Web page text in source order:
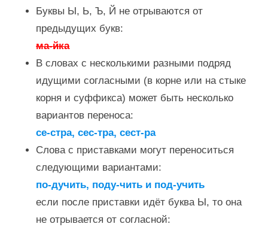
Буквы Ы, Ь, Ъ, Й не отрываются от
предыдущих букв:
ма-йка
В словах с несколькими разными подряд
идущими согласными (в корне или на стыке
корня и суффикса) может быть несколько
вариантов переноса:
се-стра, сес-тра, сест-ра
Слова с приставками могут переноситься
следующими вариантами:
по-дучить, поду-чить и под-учить
если после приставки идёт буква Ы, то она
не отрывается от согласной: